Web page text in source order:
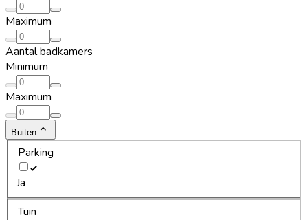
Maximum
Aantal badkamers
Minimum
Maximum
Buiten
Parking
Ja
Tuin